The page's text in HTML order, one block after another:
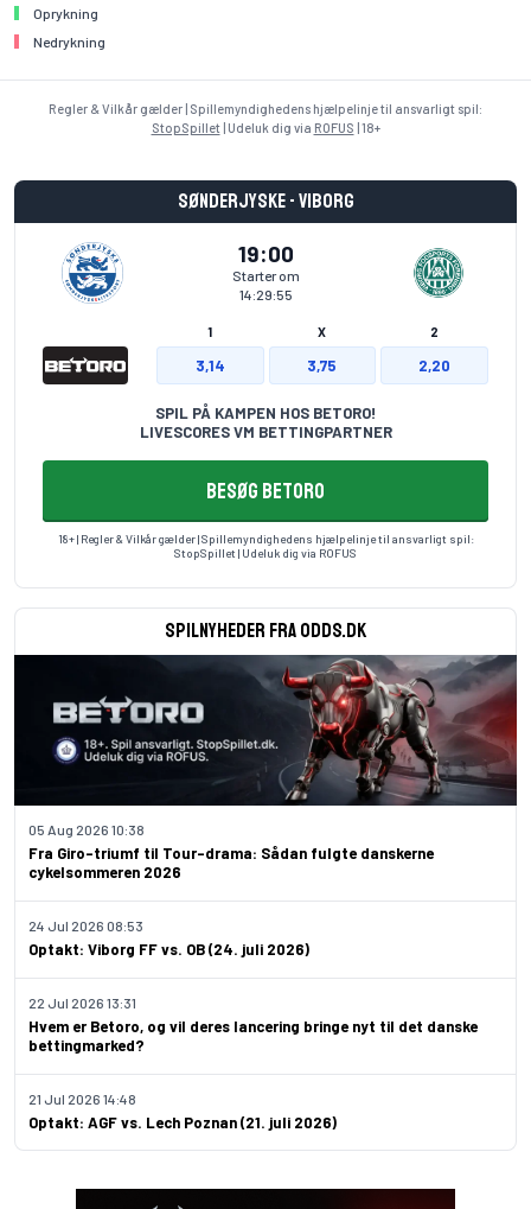
Oprykning
Nedrykning
Regler & Vilkår gælder | Spillemyndighedens hjælpelinje til ansvarligt spil:
StopSpillet| Udeluk dig via ROFUS | 18+
Sønderjyske - Viborg
19:00
Starter om
14:29:55
1 X 2
3,14 3,75 2,20
SPIL PÅ KAMPEN HOS BETORO!
LIVESCORES VM BETTINGPARTNER
BESØG BETORO
18+ | Regler & Vilkår gælder | Spillemyndighedens hjælpelinje til ansvarligt spil:
StopSpillet | Udeluk dig via ROFUS
Spilnyheder fra odds.dk
Fra Giro-triumf til Tour-drama: Sådan fulgte danskerne
cykelsommeren 2026
05 Aug 2026 10:38
Optakt: Viborg FF vs. OB (24. juli 2026)
24 Jul 2026 08:53
Hvem er Betoro, og vil deres lancering bringe nyt til det danske
bettingmarked?
22 Jul 2026 13:31
Optakt: AGF vs. Lech Poznan (21. juli 2026)
21 Jul 2026 14:48